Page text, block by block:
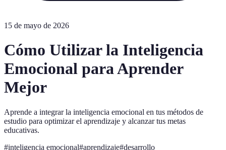
15 de mayo de 2026
Cómo Utilizar la Inteligencia
Emocional para Aprender
Mejor
Aprende a integrar la inteligencia emocional en tus métodos de
estudio para optimizar el aprendizaje y alcanzar tus metas
educativas.
#inteligencia emocional#aprendizaje#desarrollo